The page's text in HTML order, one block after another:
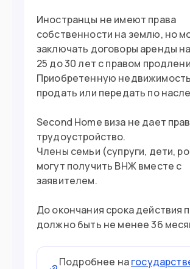
Въезд в страну
Документ
Иностранцы не имеют права
собственности на землю, но
заключать договоры аренды
25 до 30 лет с правом
Приобретенную
продать или передать по
Second Home виза не дает
трудоустройство.
Члены семьи (супруги, дети,
могут получить ВНЖ вместе с
заявителем.
До окончания срока действия
должно быть не менее 36
Подробнее на